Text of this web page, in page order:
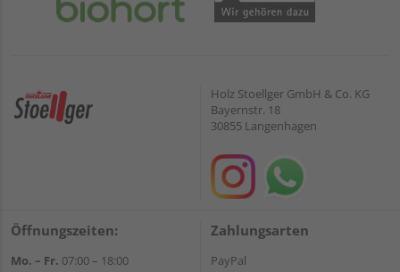
Holz Stoellger GmbH & Co. KG
Bayernstr. 18
30855 Langenhagen
Öffnungszeiten:
Mo. – Fr. 07:00 – 18:00
Zahlungsarten
PayPal